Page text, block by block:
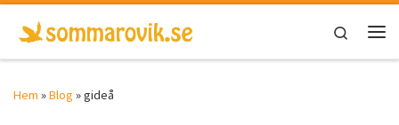
Hoppa till innehåll
Search
Hem »Blog »gideå